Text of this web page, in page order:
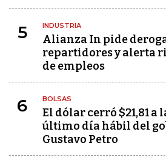
5 INDUSTRIA
Alianza In pide
repartidores y alerta
de empleos
6 BOLSAS
El dólar cerró $21,81 a
último día hábil del
Gustavo Petro